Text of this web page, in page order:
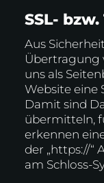
SSL-
Aus
Übertragung
uns als
Website eine
Damit sind
übermitteln,
erkennen
der „https://“
am Schloss-